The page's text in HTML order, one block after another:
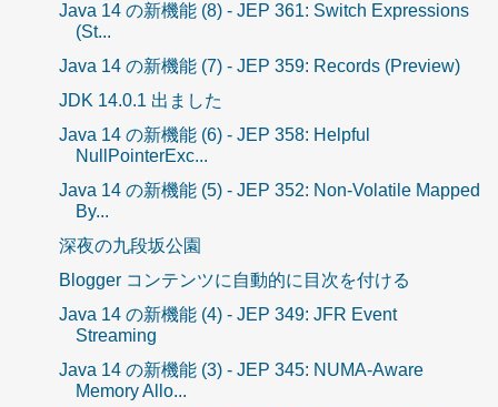
Java 14 の新機能 (8) - JEP 361: Switch Expressions
(St...
Java 14 の新機能 (7) - JEP 359: Records (Preview)
JDK 14.0.1 出ました
Java 14 の新機能 (6) - JEP 358: Helpful
NullPointerExc...
Java 14 の新機能 (5) - JEP 352: Non-Volatile Mapped
By...
深夜の九段坂公園
Blogger コンテンツに自動的に目次を付ける
Java 14 の新機能 (4) - JEP 349: JFR Event
Streaming
Java 14 の新機能 (3) - JEP 345: NUMA-Aware
Memory Allo...